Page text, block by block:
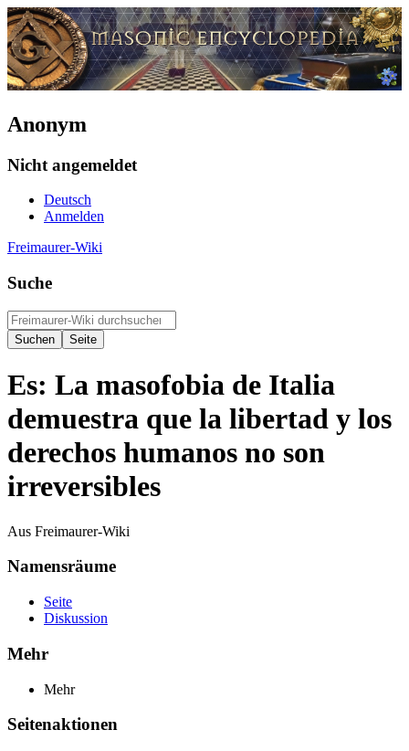
Anonym
Nicht angemeldet
Deutsch
Anmelden
Freimaurer-Wiki
Suche
Es: La masofobia de Italia
demuestra que la libertad y los
derechos humanos no son
irreversibles
Aus Freimaurer-Wiki
Namensräume
Seite
Diskussion
Mehr
Mehr
Seitenaktionen